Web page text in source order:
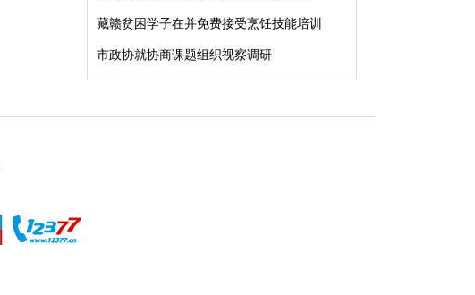
藏赣贫困学子在并免费接受烹饪技能培训
市政协就协商课题组织视察调研